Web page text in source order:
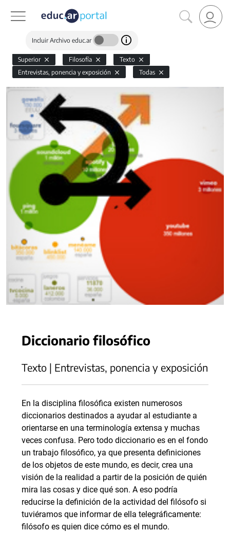
Incluir Archivo educ.ar
Superior Filosofía
Texto
Entrevistas, ponencia y exposición
Todas
Diccionario filosófico
Texto | Entrevistas, ponencia y exposición
En la disciplina filosófica existen numerosos
diccionarios destinados a ayudar al estudiante a
orientarse en una terminología extensa y muchas
veces confusa. Pero todo diccionario es en el fondo
un trabajo filosófico, ya que presenta definiciones
de los objetos de este mundo, es decir, crea una
visión de la realidad a partir de la posición de quién
mira las cosas y dice qué son. A eso podría
reducirse la definición de la actividad del filósofo si
tuviéramos que informar de ella telegráficamente:
filósofo es quien dice cómo es el mundo.